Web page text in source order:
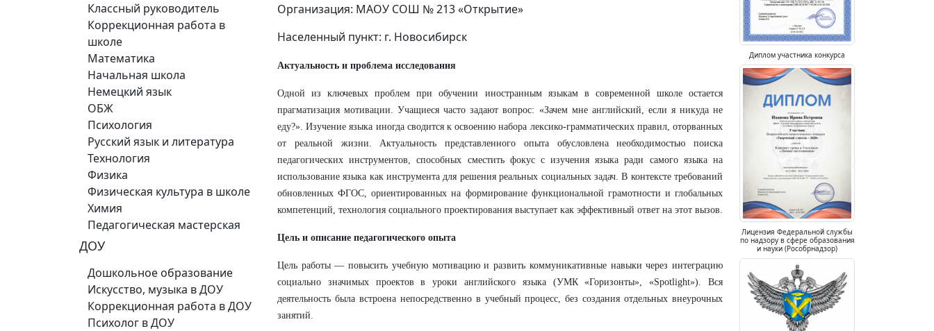
Классный руководитель
Коррекционная работа в
школе
Математика
Начальная школа
Немецкий язык
ОБЖ
Психология
Русский язык и литература
Технология
Физика
Физическая культура в школе
Химия
Педагогическая мастерская
ДОУ
Дошкольное образование
Искусство, музыка в ДОУ
Коррекционная работа в ДОУ
Психолог в ДОУ
Организация: МАОУ СОШ № 213 «Открытие»
Населенный пункт: г. Новосибирск
Актуальность и проблема исследования
Одной из ключевых проблем при обучении иностранным языкам в современной школе остается
прагматизация мотивации. Учащиеся часто задают вопрос: «Зачем мне английский, если я никуда не
еду?». Изучение языка иногда сводится к освоению набора лексико-грамматических правил, оторванных
от реальной жизни. Актуальность представленного опыта обусловлена необходимостью поиска
педагогических инструментов, способных сместить фокус с изучения языка ради самого языка на
использование языка как инструмента для решения реальных социальных задач. В контексте требований
обновленных ФГОС, ориентированных на формирование функциональной грамотности и глобальных
компетенций, технология социального проектирования выступает как эффективный ответ на этот вызов.
Цель и описание педагогического опыта
Цель работы — повысить учебную мотивацию и развить коммуникативные навыки через интеграцию
социально значимых проектов в уроки английского языка (УМК «Горизонты», «Spotlight»). Вся
деятельность была встроена непосредственно в учебный процесс, без создания отдельных внеурочных
занятий.
Диплом участника конкурса
Лицензия Федеральной службы
по надзору в сфере образования
и науки (Рособрнадзор)